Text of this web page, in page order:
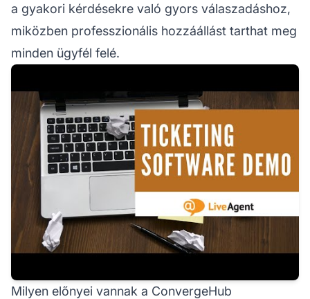
a gyakori kérdésekre való gyors válaszadáshoz,
miközben professzionális hozzáállást tarthat meg
minden ügyfél felé.
Milyen előnyei vannak a ConvergeHub